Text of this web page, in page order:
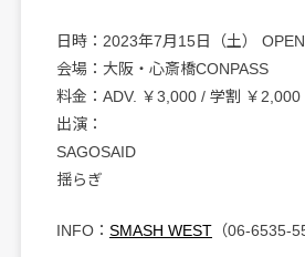
日時：2023年7月15日（土）
会場：大阪・心斎橋CONPASS
料金：ADV. ￥3,000 / 学割 ￥2,000
出演：
SAGOSAID
揺らぎ
INFO： SMASH WEST （06-6535-